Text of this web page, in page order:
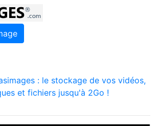
: le stockage de vos vidéos,
et fichiers jusqu'à 2Go !